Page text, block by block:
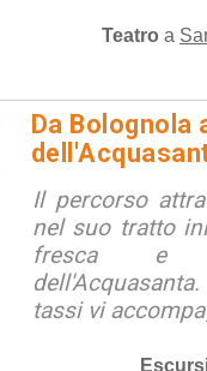
Teatro a
Da Bolognola
Il percorso
nel suo tratto
fresca e
tassi vi